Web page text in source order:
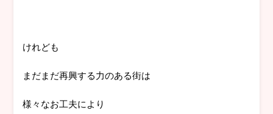
けれども
まだまだ再興する力のある街は
様々なお工夫により